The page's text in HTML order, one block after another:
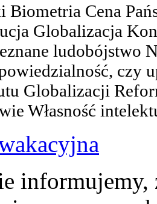
Biometria Cena
Globalizacja
ludobójstwo
czy
Globalizacji
Własność
informujemy,